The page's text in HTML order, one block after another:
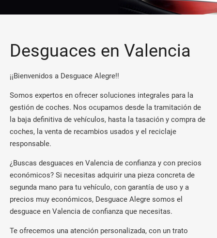
Desguaces en Valencia
¡¡Bienvenidos a Desguace Alegre!!
Somos expertos en ofrecer soluciones integrales para la
gestión de coches. Nos ocupamos desde la tramitación de
la baja definitiva de vehículos, hasta la tasación y compra de
coches, la venta de recambios usados y el reciclaje
responsable.
¿Buscas desguaces en Valencia de confianza y con precios
económicos? Si necesitas adquirir una pieza concreta de
segunda mano para tu vehículo, con garantía de uso y a
precios muy económicos, Desguace Alegre somos el
desguace en Valencia de confianza que necesitas.
Te ofrecemos una atención personalizada, con un trato